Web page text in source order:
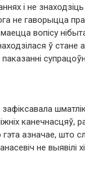
і не
не гаворыцца
вопісу
ў стане
канечнасцяў,
азначае, што
не выявілі